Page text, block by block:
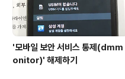
'모바일 보안 서비스 통제(dmm
onitor)' 해제하기